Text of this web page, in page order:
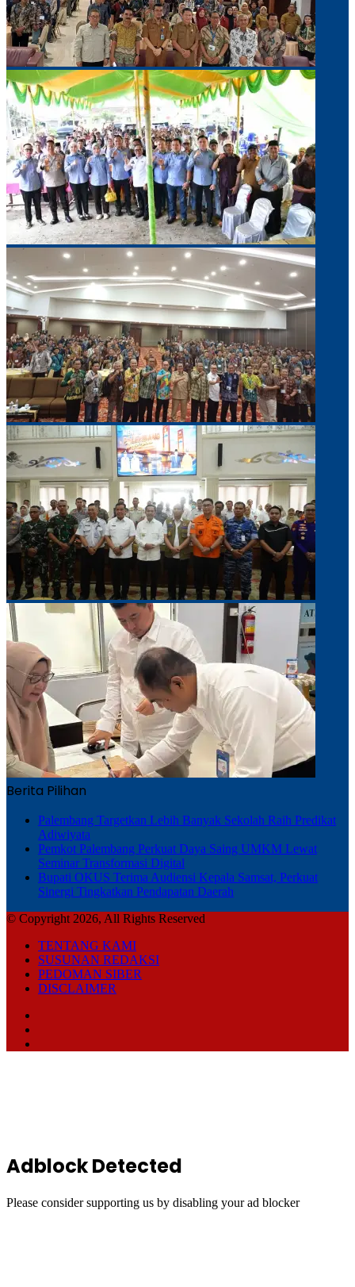
Berita Pilihan
Palembang Targetkan Lebih Banyak Sekolah Raih Predikat
Adiwiyata
Pemkot Palembang Perkuat Daya Saing UMKM Lewat
Seminar Transformasi Digital
Bupati OKUS Terima Audiensi Kepala Samsat, Perkuat
Sinergi Tingkatkan Pendapatan Daerah
© Copyright 2026, All Rights Reserved
TENTANG KAMI
SUSUNAN REDAKSI
PEDOMAN SIBER
DISCLAIMER
Adblock Detected
Please consider supporting us by disabling your ad blocker